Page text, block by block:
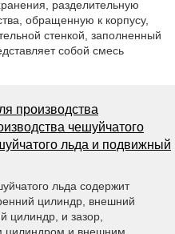
разделительную
обращенную к корпусу,
стенкой, заполненный
собой смесь
производства
чешуйчатого
льда и подвижный
льда содержит
цилиндр, внешний
цилиндр, и зазор,